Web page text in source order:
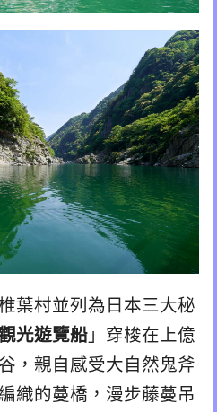
葉村並列為日本三大秘
光遊覽船 」穿梭在上億
，親自感受大自然鬼斧
織的蔓橋，漫步藤蔓吊